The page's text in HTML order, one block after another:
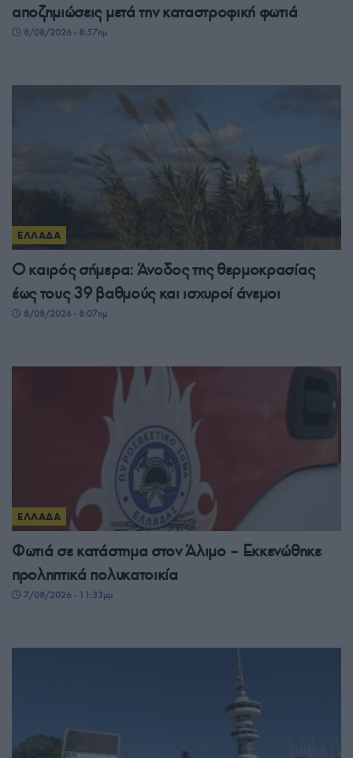
αποζημιώσεις μετά την καταστροφική φωτιά
8/08/2026 - 8:57πμ
ΕΛΛΑΔΑ
Ο καιρός σήμερα: Άνοδος της θερμοκρασίας
έως τους 39 βαθμούς και ισχυροί άνεμοι
8/08/2026 - 8:07πμ
ΕΛΛΑΔΑ
Φωτιά σε κατάστημα στον Άλιμο – Εκκενώθηκε
προληπτικά πολυκατοικία
7/08/2026 - 11:33μμ